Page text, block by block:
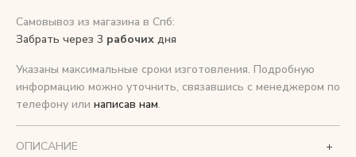
+ 7 (812) 748-24-46
Самовывоз из магазина в Спб:
Забрать через 3 рабочих дня
Указаны максимальные сроки изготовления. Подробную
информацию можно уточнить, связавшись с менеджером по
телефону или написав нам.
ОПИСАНИЕ